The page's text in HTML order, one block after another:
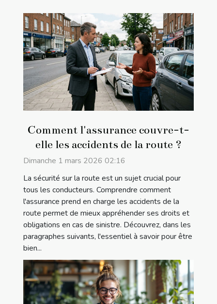
Comment l'assurance couvre-t-
elle les accidents de la route ?
Dimanche 1 mars 2026 02:16
La sécurité sur la route est un sujet crucial pour
tous les conducteurs. Comprendre comment
l'assurance prend en charge les accidents de la
route permet de mieux appréhender ses droits et
obligations en cas de sinistre. Découvrez, dans les
paragraphes suivants, l'essentiel à savoir pour être
bien...